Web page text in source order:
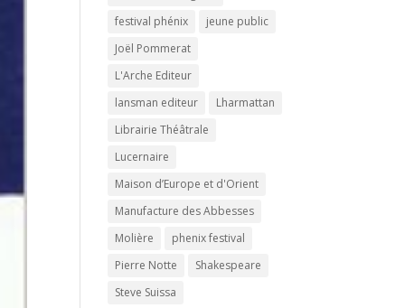
festival phénix
jeune public
Joël Pommerat
L'Arche Editeur
lansman editeur
Lharmattan
Librairie Théâtrale
Lucernaire
Maison d’Europe et d'Orient
Manufacture des Abbesses
Molière
phenix festival
Pierre Notte
Shakespeare
Steve Suissa